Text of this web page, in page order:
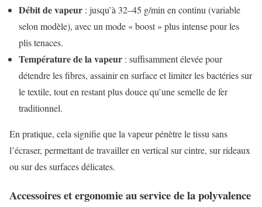
Débit de vapeur : jusqu’à 32–45 g/min en continu (variable
selon modèle), avec un mode « boost » plus intense pour les
plis tenaces.
Température de la vapeur : suffisamment élevée pour
détendre les fibres, assainir en surface et limiter les bactéries sur
le textile, tout en restant plus douce qu’une semelle de fer
traditionnel.
En pratique, cela signifie que la vapeur pénètre le tissu sans
l’écraser, permettant de travailler en vertical sur cintre, sur rideaux
ou sur des surfaces délicates.
Accessoires et ergonomie au service de la polyvalence